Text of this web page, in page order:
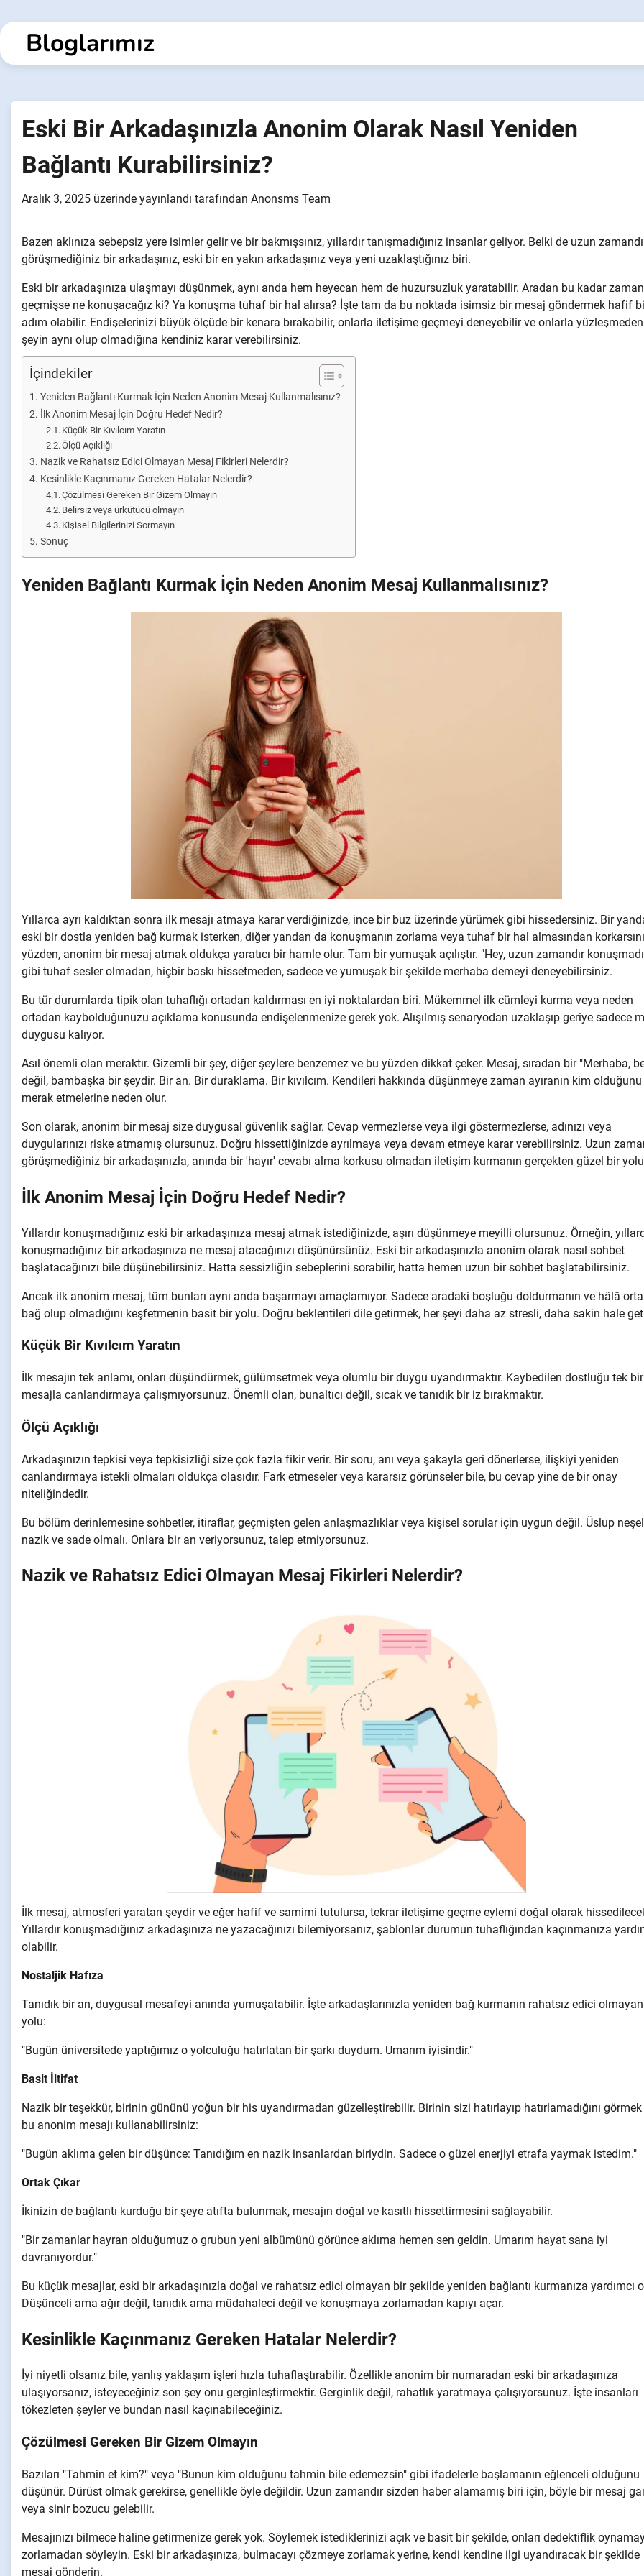
geç
Bloglarımız
Eski Bir Arkadaşınızla Anonim Olarak Nasıl Yeniden
Bağlantı Kurabilirsiniz?
Aralık 3, 2025 üzerinde yayınlandı tarafından Anonsms Team
Bazen aklınıza sebepsiz yere isimler gelir ve bir bakmışsınız, yıllardır tanışmadığınız insanlar geliyor. Belki de uzun
görüşmediğiniz bir arkadaşınız, eski bir en yakın arkadaşınız veya yeni uzaklaştığınız biri.
Eski bir arkadaşınıza ulaşmayı düşünmek, aynı anda hem heyecan hem de huzursuzluk yaratabilir. Aradan bu kadar zaman
geçmişse ne konuşacağız ki? Ya konuşma tuhaf bir hal alırsa? İşte tam da bu noktada isimsiz bir mesaj göndermek hafif
adım olabilir. Endişelerinizi büyük ölçüde bir kenara bırakabilir, onlarla iletişime geçmeyi deneyebilir ve onlarla
şeyin aynı olup olmadığına kendiniz karar verebilirsiniz.
İçindekiler
Yeniden Bağlantı Kurmak İçin Neden Anonim Mesaj Kullanmalısınız?
İlk Anonim Mesaj İçin Doğru Hedef Nedir?
Küçük Bir Kıvılcım Yaratın
Ölçü Açıklığı
Nazik ve Rahatsız Edici Olmayan Mesaj Fikirleri Nelerdir?
Kesinlikle Kaçınmanız Gereken Hatalar Nelerdir?
Çözülmesi Gereken Bir Gizem Olmayın
Belirsiz veya ürkütücü olmayın
Kişisel Bilgilerinizi Sormayın
Sonuç
Yeniden Bağlantı Kurmak İçin Neden Anonim Mesaj Kullanmalısınız?
Yıllarca ayrı kaldıktan sonra ilk mesajı atmaya karar verdiğinizde, ince bir buz üzerinde yürümek gibi hissedersiniz. Bir
eski bir dostla yeniden bağ kurmak isterken, diğer yandan da konuşmanın zorlama veya tuhaf bir hal almasından
yüzden, anonim bir mesaj atmak oldukça yaratıcı bir hamle olur. Tam bir yumuşak açılıştır. "Hey, uzun zamandır
gibi tuhaf sesler olmadan, hiçbir baskı hissetmeden, sadece ve yumuşak bir şekilde merhaba demeyi deneyebilirsiniz.
Bu tür durumlarda tipik olan tuhaflığı ortadan kaldırması en iyi noktalardan biri. Mükemmel ilk cümleyi kurma veya neden
ortadan kaybolduğunuzu açıklama konusunda endişelenmenize gerek yok. Alışılmış senaryodan uzaklaşıp geriye sadece
duygusu kalıyor.
Asıl önemli olan meraktır. Gizemli bir şey, diğer şeylere benzemez ve bu yüzden dikkat çeker. Mesaj, sıradan bir "Merhaba,
değil, bambaşka bir şeydir. Bir an. Bir duraklama. Bir kıvılcım. Kendileri hakkında düşünmeye zaman ayıranın kim olduğunu
merak etmelerine neden olur.
Son olarak, anonim bir mesaj size duygusal güvenlik sağlar. Cevap vermezlerse veya ilgi göstermezlerse, adınızı veya
duygularınızı riske atmamış olursunuz. Doğru hissettiğinizde ayrılmaya veya devam etmeye karar verebilirsiniz. Uzun
görüşmediğiniz bir arkadaşınızla, anında bir 'hayır' cevabı alma korkusu olmadan iletişim kurmanın gerçekten güzel bir
İlk Anonim Mesaj İçin Doğru Hedef Nedir?
Yıllardır konuşmadığınız eski bir arkadaşınıza mesaj atmak istediğinizde, aşırı düşünmeye meyilli olursunuz. Örneğin,
konuşmadığınız bir arkadaşınıza ne mesaj atacağınızı düşünürsünüz. Eski bir arkadaşınızla anonim olarak nasıl sohbet
başlatacağınızı bile düşünebilirsiniz. Hatta sessizliğin sebeplerini sorabilir, hatta hemen uzun bir sohbet başlatabilirsiniz.
Ancak ilk anonim mesaj, tüm bunları aynı anda başarmayı amaçlamıyor. Sadece aradaki boşluğu doldurmanın ve hâlâ
bağ olup olmadığını keşfetmenin basit bir yolu. Doğru beklentileri dile getirmek, her şeyi daha az stresli, daha sakin hale
Küçük Bir Kıvılcım Yaratın
İlk mesajın tek anlamı, onları düşündürmek, gülümsetmek veya olumlu bir duygu uyandırmaktır. Kaybedilen dostluğu tek bir
mesajla canlandırmaya çalışmıyorsunuz. Önemli olan, bunaltıcı değil, sıcak ve tanıdık bir iz bırakmaktır.
Ölçü Açıklığı
Arkadaşınızın tepkisi veya tepkisizliği size çok fazla fikir verir. Bir soru, anı veya şakayla geri dönerlerse, ilişkiyi yeniden
canlandırmaya istekli olmaları oldukça olasıdır. Fark etmeseler veya kararsız görünseler bile, bu cevap yine de bir onay
niteliğindedir.
Bu bölüm derinlemesine sohbetler, itiraflar, geçmişten gelen anlaşmazlıklar veya kişisel sorular için uygun değil. Üslup
nazik ve sade olmalı. Onlara bir an veriyorsunuz, talep etmiyorsunuz.
Nazik ve Rahatsız Edici Olmayan Mesaj Fikirleri Nelerdir?
İlk mesaj, atmosferi yaratan şeydir ve eğer hafif ve samimi tutulursa, tekrar iletişime geçme eylemi doğal olarak
Yıllardır konuşmadığınız arkadaşınıza ne yazacağınızı bilemiyorsanız, şablonlar durumun tuhaflığından kaçınmanıza
olabilir.
Nostaljik Hafıza
Tanıdık bir an, duygusal mesafeyi anında yumuşatabilir. İşte arkadaşlarınızla yeniden bağ kurmanın rahatsız edici
yolu:
"Bugün üniversitede yaptığımız o yolculuğu hatırlatan bir şarkı duydum. Umarım iyisindir."
Basit İltifat
Nazik bir teşekkür, birinin gününü yoğun bir his uyandırmadan güzelleştirebilir. Birinin sizi hatırlayıp hatırlamadığını
bu anonim mesajı kullanabilirsiniz:
"Bugün aklıma gelen bir düşünce: Tanıdığım en nazik insanlardan biriydin. Sadece o güzel enerjiyi etrafa yaymak istedim."
Ortak Çıkar
İkinizin de bağlantı kurduğu bir şeye atıfta bulunmak, mesajın doğal ve kasıtlı hissettirmesini sağlayabilir.
"Bir zamanlar hayran olduğumuz o grubun yeni albümünü görünce aklıma hemen sen geldin. Umarım hayat sana iyi
davranıyordur."
Bu küçük mesajlar, eski bir arkadaşınızla doğal ve rahatsız edici olmayan bir şekilde yeniden bağlantı kurmanıza yardımcı
Düşünceli ama ağır değil, tanıdık ama müdahaleci değil ve konuşmaya zorlamadan kapıyı açar.
Kesinlikle Kaçınmanız Gereken Hatalar Nelerdir?
İyi niyetli olsanız bile, yanlış yaklaşım işleri hızla tuhaflaştırabilir. Özellikle anonim bir numaradan eski bir arkadaşınıza
ulaşıyorsanız, isteyeceğiniz son şey onu gerginleştirmektir. Gerginlik değil, rahatlık yaratmaya çalışıyorsunuz. İşte insanları
tökezleten şeyler ve bundan nasıl kaçınabileceğiniz.
Çözülmesi Gereken Bir Gizem Olmayın
Bazıları "Tahmin et kim?" veya "Bunun kim olduğunu tahmin bile edemezsin" gibi ifadelerle başlamanın eğlenceli olduğunu
düşünür. Dürüst olmak gerekirse, genellikle öyle değildir. Uzun zamandır sizden haber alamamış biri için, böyle bir mesaj
veya sinir bozucu gelebilir.
Mesajınızı bilmece haline getirmenize gerek yok. Söylemek istediklerinizi açık ve basit bir şekilde, onları dedektiflik
zorlamadan söyleyin. Eski bir arkadaşınıza, bulmacayı çözmeye zorlamak yerine, kendi kendine ilgi uyandıracak bir şekilde
mesaj gönderin.